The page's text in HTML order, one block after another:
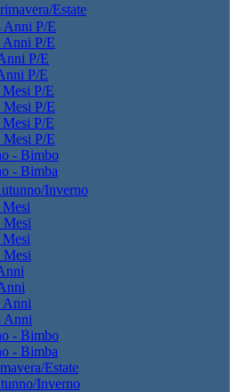
Estate
Anni P/E
P/E
P/E
P/E
P/E
P/E
P/E
P/E
- Bimbo
- Bimba
Inverno
Anni
Anni
- Bimbo
- Bimba
Estate
Inverno